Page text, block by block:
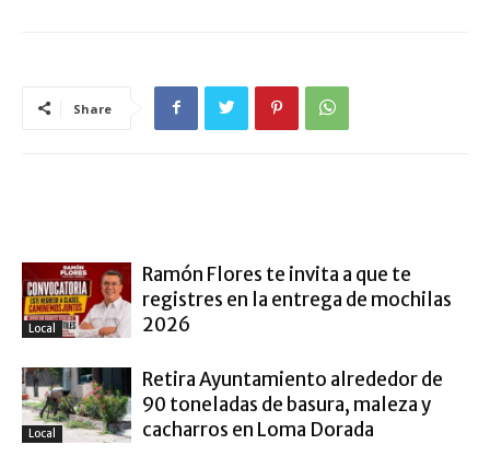
Share
Local
Ramón Flores te invita a que te
registres en la entrega de mochilas
2026
Local
Retira Ayuntamiento alrededor de
90 toneladas de basura, maleza y
cacharros en Loma Dorada